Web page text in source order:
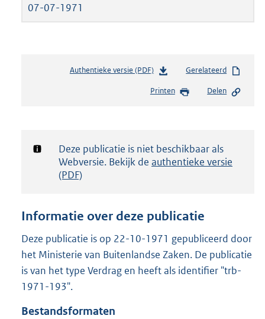
07-07-1971
Authentieke versie (PDF)b
s
d
g
t
e
:
2
Gerelateerd
Printen Delen
Notificatie:
Deze publicatie is niet beschikbaar als
Webversie. Bekijk de authentieke versie
(PDF)
Informatie over deze publicatie
Deze publicatie is op 22-10-1971 gepubliceerd door
het Ministerie van Buitenlandse Zaken. De publicatie
is van het type Verdrag en heeft als identifier "trb-
1971-193".
Bestandsformaten